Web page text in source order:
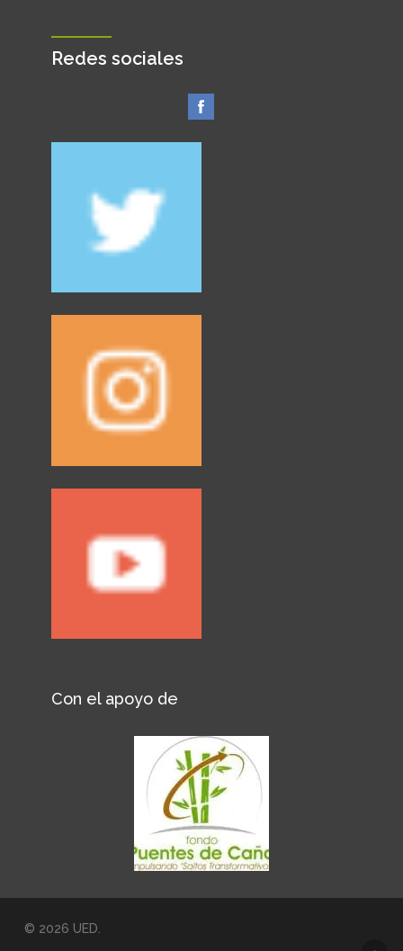
Redes sociales
Con el apoyo de
© 2026 UED.